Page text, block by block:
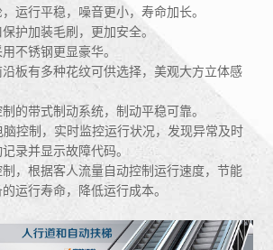
运行平稳，噪音更小，寿命加长。
护加装毛刷，更加安全。
不锈钢更显豪华。
板有多种花纹可供选择，美观大方立体感
的带式制动系统，制动平稳可靠。
控制，实时监控运行状况，发现异常及时
录并显示故障代码。
，根据客人流量自动控制运行速度，节能
运行寿命，降低运行成本。